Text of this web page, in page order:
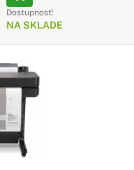
Dostupnosť:
NA SKLADE